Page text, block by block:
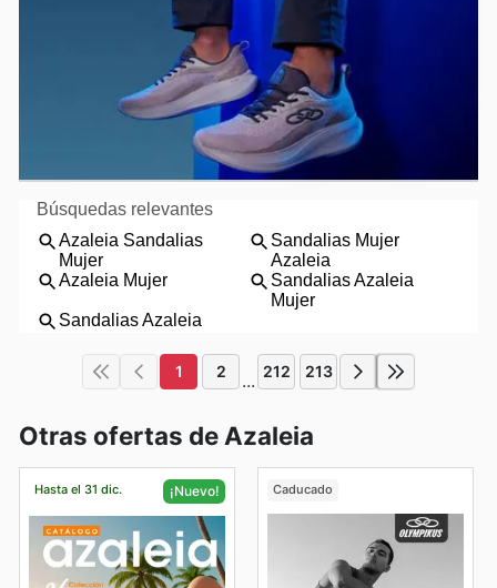
1 2 ... 212 213
Otras ofertas de Azaleia
Hasta el 31 dic. ¡Nuevo! Caducado